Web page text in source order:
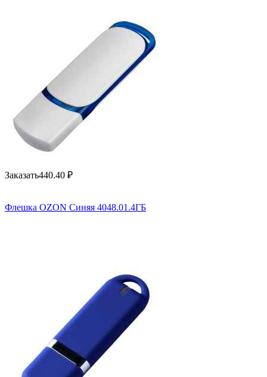
Заказать440.40 ₽
Флешка OZON Синяя 4048.01.4ГБ